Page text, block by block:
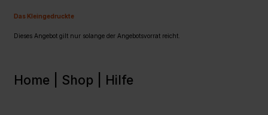
Das Kleingedruckte
Dieses Angebot gilt nur solange der Angebotsvorrat reicht.
Home | Shop | Hilfe